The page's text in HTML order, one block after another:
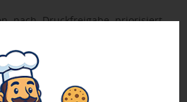
nach Druckfreigabe priorisiert
bitte die Lieferzeit anfragen!